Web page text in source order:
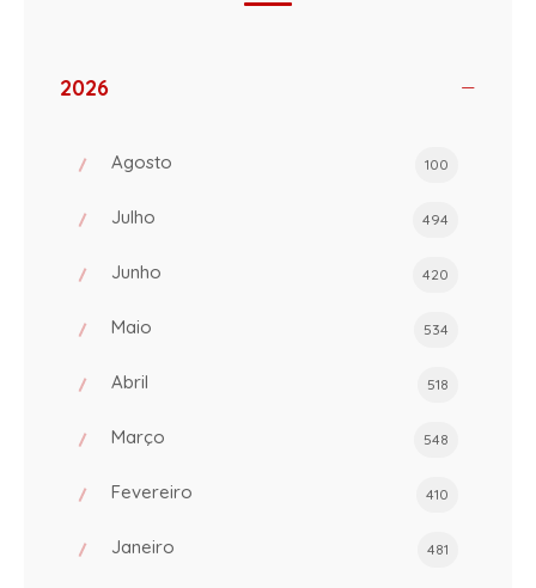
2026
Agosto 100
Julho 494
Junho 420
Maio 534
Abril 518
Março 548
Fevereiro 410
Janeiro 481